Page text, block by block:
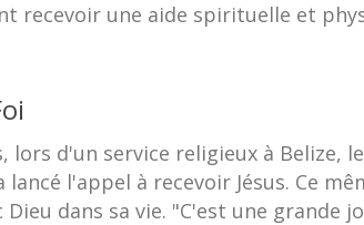
recevoir une aide spirituelle et
lors d'un service religieux à Belize,
lancé l'appel à recevoir Jésus. Ce
Dieu dans sa vie. "C'est une grande